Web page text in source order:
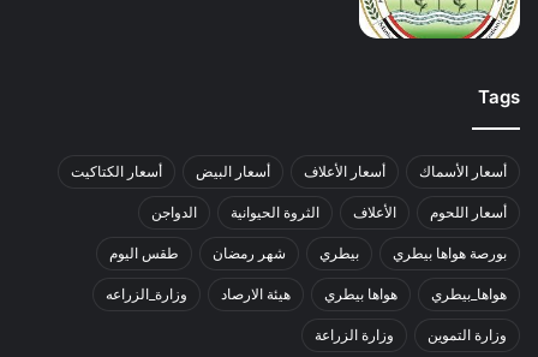
Tags
أسعار الأسماك أسعار الأعلاف أسعار البيض أسعار الكتاكيت
أسعار اللحوم الأعلاف الثروة الحيوانية الدواجن
بورصة هواها بيطري بيطري شهر رمضان طقس اليوم
هواها_بيطري هواها بيطري هيئة الارصاد وزارة_الزراعه
وزارة التموين وزارة الزراعة